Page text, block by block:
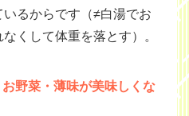
るからです（≠白湯でお
くして体重を落とす）。
野菜・薄味が美味しくな